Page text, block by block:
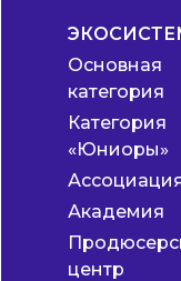
Академия
центр
Основная
категория
Категория
«Юниоры»